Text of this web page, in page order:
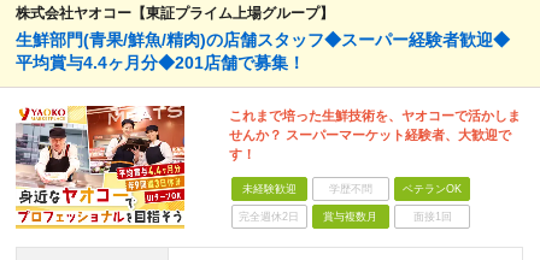
株式会社ヤオコー【東証プライム上場グループ】
生鮮部門(青果/鮮魚/精肉)の店舗スタッフ◆スーパー経験者歓迎◆
平均賞与4.4ヶ月分◆201店舗で募集！
これまで培った生鮮技術を、ヤオコーで活かしま
せんか？ スーパーマーケット経験者、大歓迎で
す！
未経験歓迎 学歴不問 ベテランOK
完全週休2日 賞与複数月 面接1回